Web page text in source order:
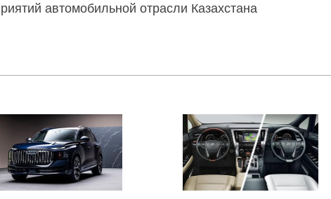
автомобильной отрасли Казахстана